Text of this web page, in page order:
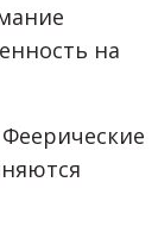
на
Феерические